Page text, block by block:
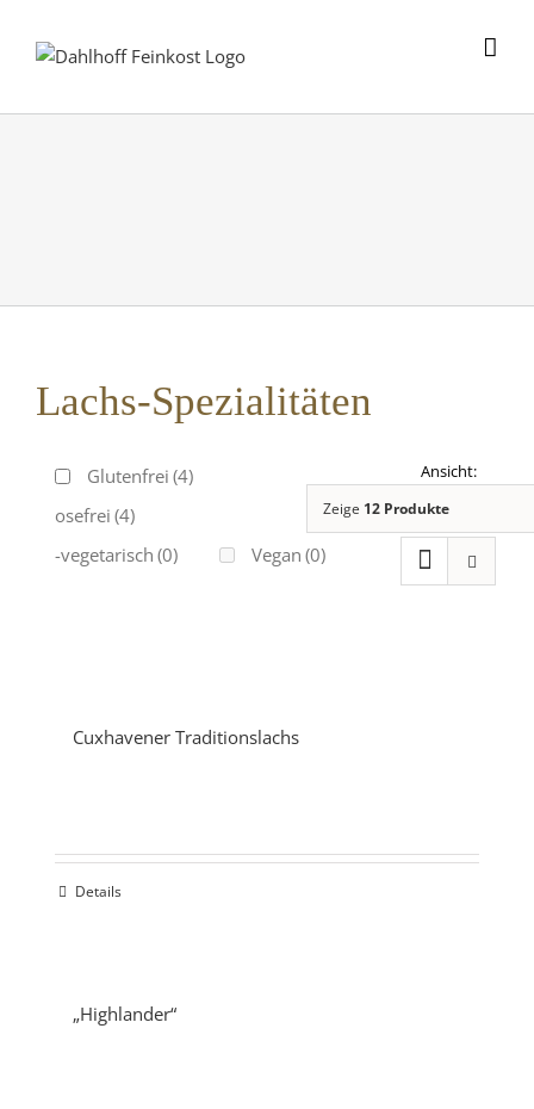
Lachs-Spezialitäten
Glutenfrei (4)
Laktosefrei (4)
Ovo-vegetarisch (0) Vegan (0)
Zeige 12 Produkte
Cuxhavener Traditionslachs
Details
„Highlander“